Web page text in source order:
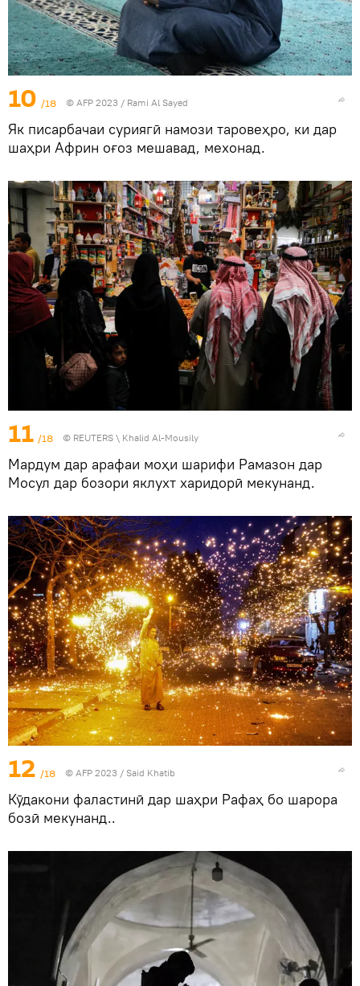
10 /18 © AFP 2023 / Rami Al Sayed
Як писарбачаи суриягӣ намози таровеҳро, ки дар
шаҳри Африн оғоз мешавад, мехонад.
11 /18 © REUTERS \ Khalid Al-Mousily
Мардум дар арафаи моҳи шарифи Рамазон дар
Мосул дар бозори яклухт харидорӣ мекунанд.
12 /18 © AFP 2023 / Said Khatib
Кӯдакони фаластинӣ дар шаҳри Рафаҳ бо шарора
бозӣ мекунанд..